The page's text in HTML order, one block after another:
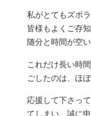
私がとてもズボ
皆様もよくご存
随分と時間が空
これだけ長い時
ごしたのは、ほ
応援して下さっ
てしまい、誠に